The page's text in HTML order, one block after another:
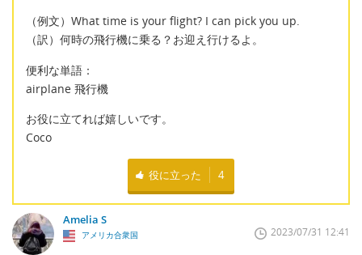
（例文）What time is your flight? I can pick you up.
（訳）何時の飛行機に乗る？お迎え行けるよ。
便利な単語：
airplane 飛行機
お役に立てれば嬉しいです。
Coco
役に立った 4
Amelia S
アメリカ合衆国 2023/07/31 12:41